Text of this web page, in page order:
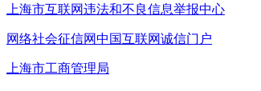
上海市互联网违法和不良信息举报中心
网络社会征信网中国互联网诚信门户
上海市工商管理局